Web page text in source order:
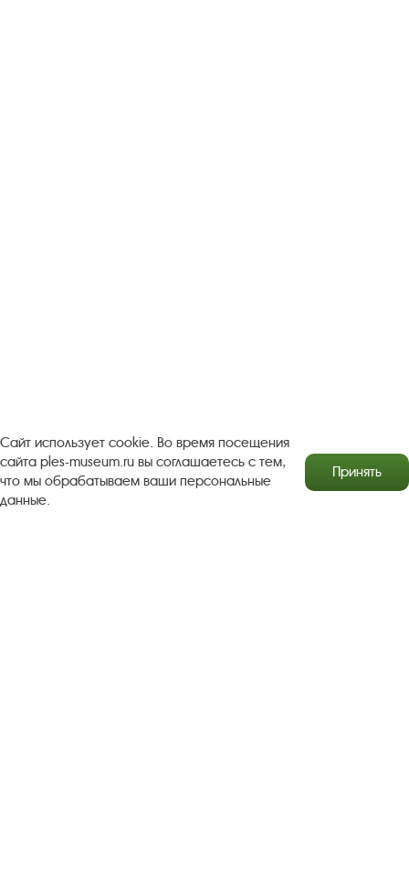
Антикоррупционная деятельность
Сайт использует cookie. Во время посещения
сайта ples-museum.ru вы соглашаетесь с тем,
что мы обрабатываем ваши персональные
данные.
Принять